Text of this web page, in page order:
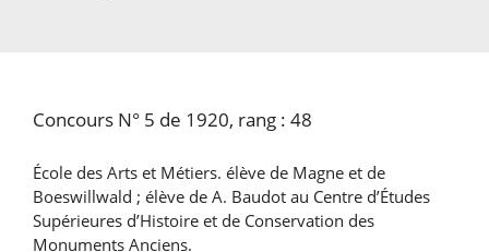
Concours N° 5 de 1920, rang : 48
École des Arts et Métiers. élève de Magne et de
Boeswillwald ; élève de A. Baudot au Centre d’Études
Supérieures d’Histoire et de Conservation des
Monuments Anciens.